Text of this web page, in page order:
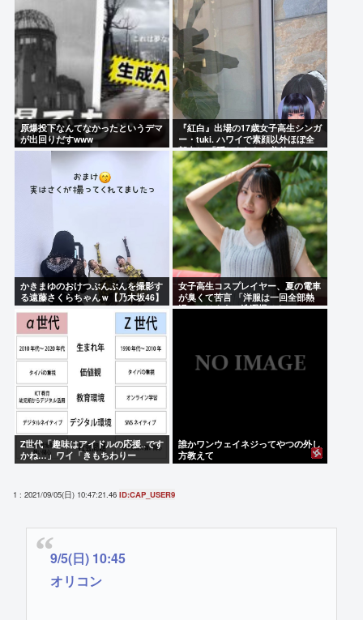
原爆投下なんてなかったというデマ
が出回りだすwww
『紅白』出場の17歳女子高生シンガ
ー・tuki. ハワイで素顔以外ほぼ全
部出し 「隠しきれない美貌」と
SNSざわつく
かきまゆのおけつぶんぶんを撮影す
る遠藤さくらちゃんｗ【乃木坂46】
女子高生コスプレイヤー、夏の電車
が臭くて苦言 「洋服は一回全部熱
湯につけよう！洗濯機はキッチンハ
Z世代「趣味はアイドルの応援‥です
かね…」ワイ「きもちわりー
www」
誰かワンウェイネジってやつの外し
方教えて
1 : 2021/09/05(日) 10:47:21.46 ID:CAP_USER9
9/5(日) 10:45
オリコン